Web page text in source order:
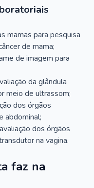
mamas para pesquisa
de mama;
de imagem para
da glândula
meio de ultrassom;
dos órgãos
abdominal;
avaliação dos órgãos
na vagina.
faz na